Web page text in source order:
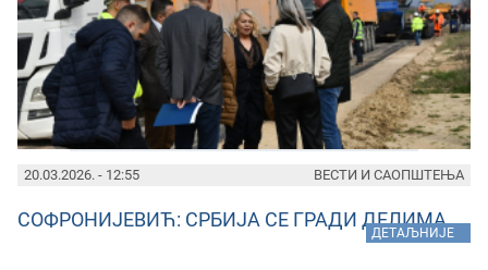
20.03.2026. - 12:55
СОФРОНИЈЕВИЋ: СРБИЈА СЕ ГРАДИ ДЕЛИМА
ДЕТАЉНИЈЕ
ВЕСТИ И САОПШТЕЊА